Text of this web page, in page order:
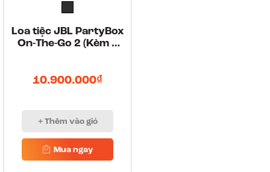
Loa tiệc JBL PartyBox
On-The-Go 2 (Kèm 2
10.900.000₫
+ Thêm vào giỏ
Mua ngay